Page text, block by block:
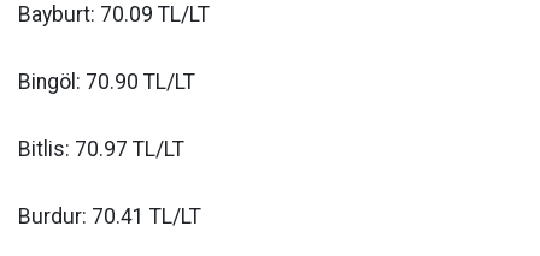
Bayburt: 70.09 TL/LT
Bingöl: 70.90 TL/LT
Bitlis: 70.97 TL/LT
Burdur: 70.41 TL/LT